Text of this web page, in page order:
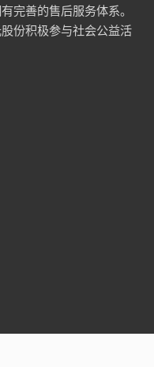
完善的售后服务体系。
份积极参与社会公益活